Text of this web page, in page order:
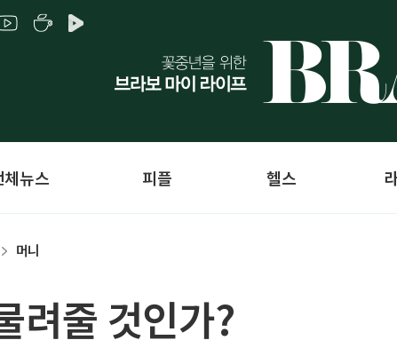
체뉴스 피플 헬스
머니
려줄 것인가?